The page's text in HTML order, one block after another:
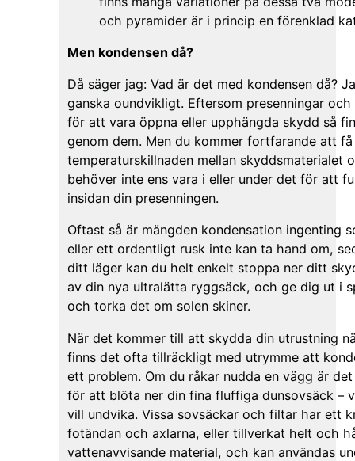
och pyramider är i princip en förenklad
Men kondensen då?
Då säger jag: Vad är det med kondensen då?
ganska oundvikligt. Eftersom presenningar
för att vara öppna eller upphängda skydd så
genom dem. Men du kommer fortfarande att
temperaturskillnaden mellan skyddsmaterialet
behöver inte ens vara i eller under det för att
insidan din presenningen.
Oftast så är mängden kondensation ingenting
eller ett ordentligt rusk inte kan ta hand om,
ditt läger kan du helt enkelt stoppa ner ditt
av din nya ultralätta ryggsäck, och ge dig ut i
och torka det om solen skiner.
När det kommer till att skydda din utrustning
finns det ofta tillräckligt med utrymme att
ett problem. Om du råkar nudda en vägg är
för att blöta ner din fina fluffiga dunsovsäck –
vill undvika. Vissa sovsäckar och filtar har ett
fotändan och axlarna, eller tillverkat helt och
vattenavvisande material, och kan användas